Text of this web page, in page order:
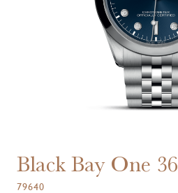
Black Bay One 36
79640